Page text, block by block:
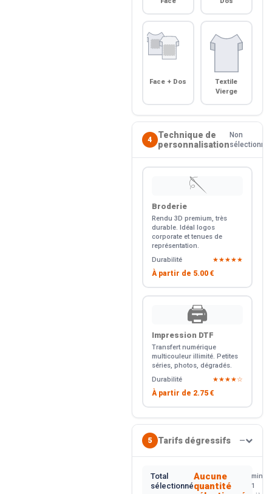
Face + Dos
Textile
Vierge
4
Technique de
personnalisation
Non
sélectionné
🪡
Broderie
Rendu 3D premium, très
durable. Idéal logos
corporate et tenues de
représentation.
Durabilité
★★★★★
À partir de 5.00 €
🖨️
Impression DTF
Transfert numérique
multicouleur illimité. Petites
séries, photos, dégradés.
Durabilité
★★★★☆
À partir de 2.75 €
5 Tarifs dégressifs —
Total
sélectionné
Aucune
quantité
min.
1